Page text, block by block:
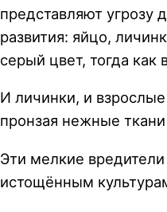
представляют угрозу
развития: яйцо,
серый цвет, тогда
И личинки, и
пронзая нежные
Эти мелкие
истощённым